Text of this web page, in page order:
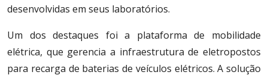
desenvolvidas em seus laboratórios.
Um dos destaques foi a plataforma de mobilidade
elétrica, que gerencia a infraestrutura de eletropostos
para recarga de baterias de veículos elétricos. A solução